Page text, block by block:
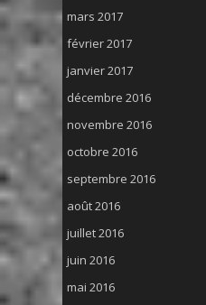
mars 2017
février 2017
janvier 2017
décembre 2016
novembre 2016
octobre 2016
septembre 2016
août 2016
juillet 2016
juin 2016
mai 2016